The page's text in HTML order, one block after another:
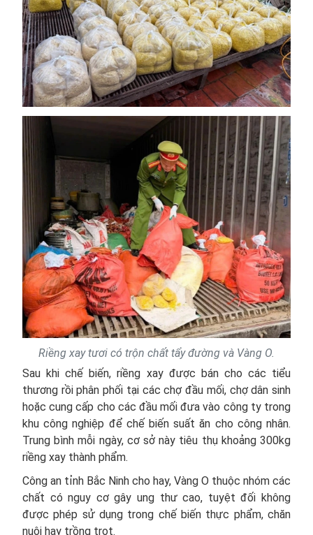
Riềng xay tươi có trộn chất tẩy đường và Vàng O.
Sau khi chế biến, riềng xay được bán cho các tiểu
thương rồi phân phối tại các chợ đầu mối, chợ dân sinh
hoặc cung cấp cho các đầu mối đưa vào công ty trong
khu công nghiệp để chế biến suất ăn cho công nhân.
Trung bình mỗi ngày, cơ sở này tiêu thụ khoảng 300kg
riềng xay thành phẩm.
Công an tỉnh Bắc Ninh cho hay, Vàng O thuộc nhóm các
chất có nguy cơ gây ung thư cao, tuyệt đối không
được phép sử dụng trong chế biến thực phẩm, chăn
nuôi hay trồng trọt.